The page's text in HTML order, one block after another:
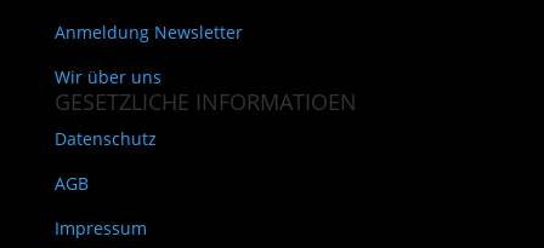
Anmeldung Newsletter
Wir über uns
GESETZLICHE INFORMATIOEN
Datenschutz
AGB
Impressum